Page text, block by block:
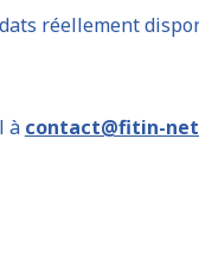
réellement
à contact@fitin-